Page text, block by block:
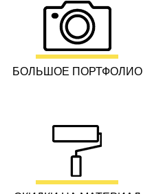
БОЛЬШОЕ ПОРТФОЛИО